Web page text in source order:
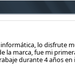
lo disfrute
la marca, fue mi
durante 4 años